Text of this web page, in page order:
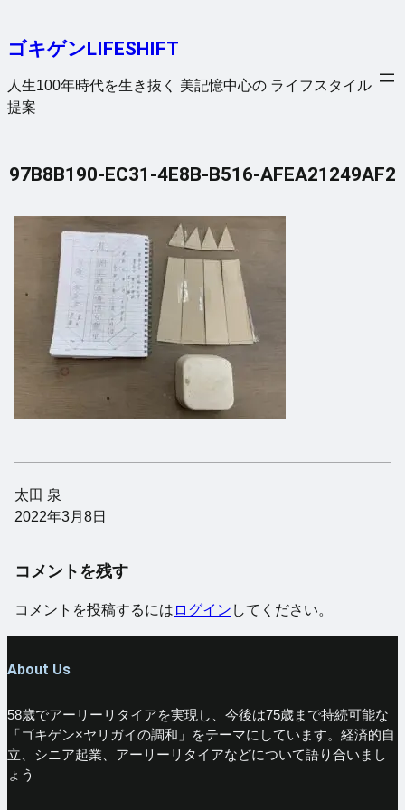
を
ス
キ
ゴキゲンLIFESHIFT
人生100年時代を生き抜く 美記憶中心の ライフスタイル
提案
97B8B190-EC31-4E8B-B516-AFEA21249AF2
太田 泉
2022年3月8日
コメントを残す
コメントを投稿するには ログイン してください。
About Us
58歳でアーリーリタイアを実現し、今後は75歳まで持続可能な
「ゴキゲン×ヤリガイの調和」をテーマにしています。経済的自
立、シニア起業、アーリーリタイアなどについて語り合いまし
ょう